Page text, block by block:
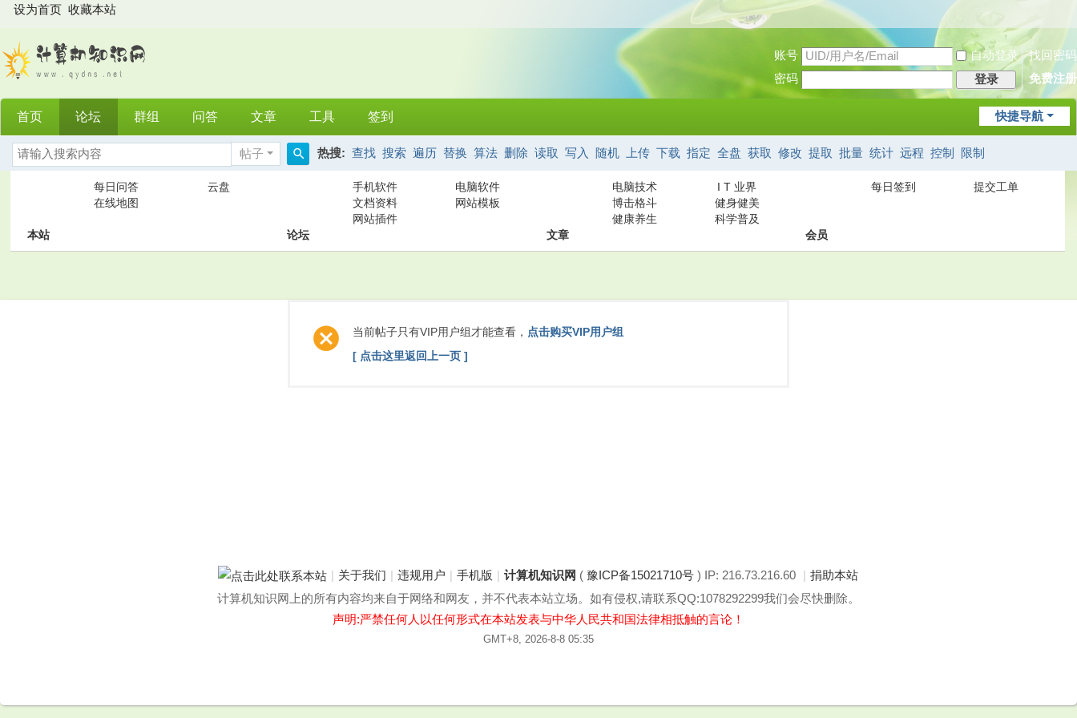
设为首页 收藏本站
账号 自动登录
找回密码
密码
登录 免费注册
快捷导航
首页 论坛 群组 问答 文章 工具 签到
帖子 热搜: 查找 搜索 遍历 替换 算法 删除 读取 写入 随机 上传 下载 指定 全盘 获取 修改 提取 批量 统计 远程 控制 限制
本站
每日问答
云盘
在线地图
论坛
手机软件
电脑软件
文档资料
网站模板
网站插件
文章
电脑技术
I T 业界
博击格斗
健身健美
健康养生
科学普及
会员
每日签到 提交工单
当前帖子只有VIP用户组才能查看， 点击购买VIP用户组
[ 点击这里返回上一页 ]
关于我们 违规用户 手机版 计算机知识网 (豫ICP备15021710号 ) IP: 216.73.216.60
捐助本站
计算机知识网上的所有内容均来自于网络和网友，并不代表本站立场。如有侵权,请联系QQ:1078292299我们会尽快删除。
声明:严禁任何人以任何形式在本站发表与中华人民共和国法律相抵触的言论！
GMT+8, 2026-8-8 05:35